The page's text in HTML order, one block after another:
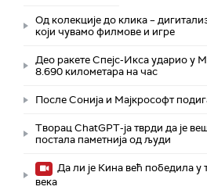
Од колекције до клика –
који чувамо филмове и игре
Део ракете Спејс-Икса ударио у
8.690 километара на час
После Сонија и Мајкрософт
Творац ChatGPT-ја тврди да је
постала паметнија од људи
Да ли је Кина већ победила у
века